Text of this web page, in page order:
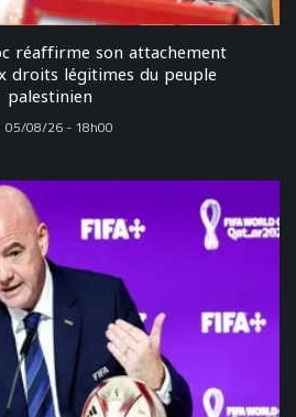
réaffirme son attachement
droits légitimes du peuple
palestinien
05/08/26 - 18h00